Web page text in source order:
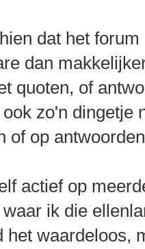
dat het
dan
quoten, of
zo'n dingetje
of op
actief op
ik die
het waardeloos,